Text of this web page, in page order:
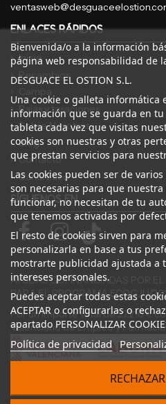
ENLACES RÁPIDOS
Inicio
Recambios
Bajas y tasaciones
Sobre Nosotros
Blog
Contacto
Canal Ético
Bienvenida/o a la información
página web responsabilidad de
DESGUACE EL OSTION S.L.
Una cookie o galleta informática
información que se guarda en tu
tableta cada vez que visitas
cookies son nuestras y otras
que prestan servicios para
Las cookies pueden ser de
son necesarias para que
funcionar, no necesitan de tu
que tenemos activadas por
El resto de cookies sirven para
personalizarla en base a tus
mostrarte publicidad ajustada a
intereses personales.
Puedes aceptar todas estas
ACEPTAR o configurarlas o
apartado PERSONALIZAR
Política de privacidad
SÍGUENOS EN
AYUDAS COFINANCIADAS POR
PARA EL PROGRAMA ECOGJU/
Por un importe total de 27.216 €
Valenciano de Empleo y